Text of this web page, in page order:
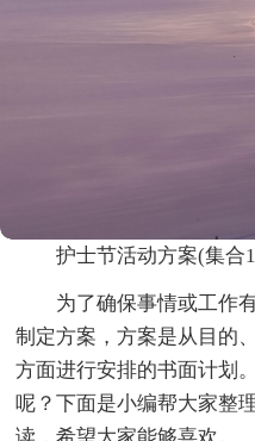
护士节活动方案(集合
为了确保事情或工作
制定方案，方案是从目的
方面进行安排的书面计划
呢？下面是小编帮大家整